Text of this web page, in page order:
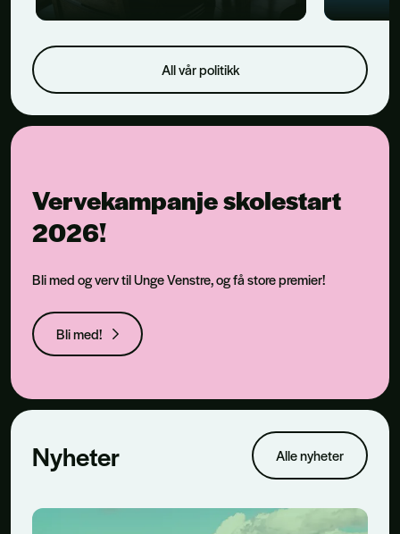
All vår politikk
Vervekampanje skolestart
2026!
Bli med og verv til Unge Venstre, og få store premier!
Bli med!
Nyheter Alle nyheter